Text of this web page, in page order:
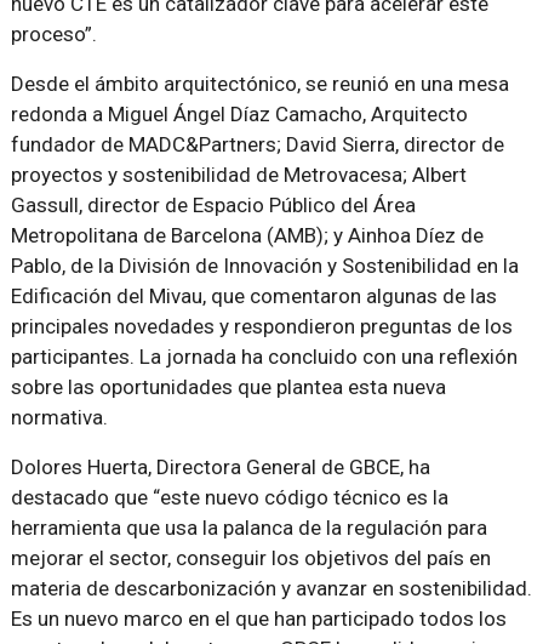
proceso”.
Desde el ámbito arquitectónico, se reunió en una mesa
redonda a Miguel Ángel Díaz Camacho, Arquitecto
fundador de MADC&Partners; David Sierra, director de
proyectos y sostenibilidad de Metrovacesa; Albert
Gassull, director de Espacio Público del Área
Metropolitana de Barcelona (AMB); y Ainhoa Díez de
Pablo, de la División de Innovación y Sostenibilidad en la
Edificación del Mivau, que comentaron algunas de las
principales novedades y respondieron preguntas de los
participantes. La jornada ha concluido con una reflexión
sobre las oportunidades que plantea esta nueva
normativa.
Dolores Huerta, Directora General de GBCE, ha
destacado que “este nuevo código técnico es la
herramienta que usa la palanca de la regulación para
mejorar el sector, conseguir los objetivos del país en
materia de descarbonización y avanzar en sostenibilidad.
Es un nuevo marco en el que han participado todos los